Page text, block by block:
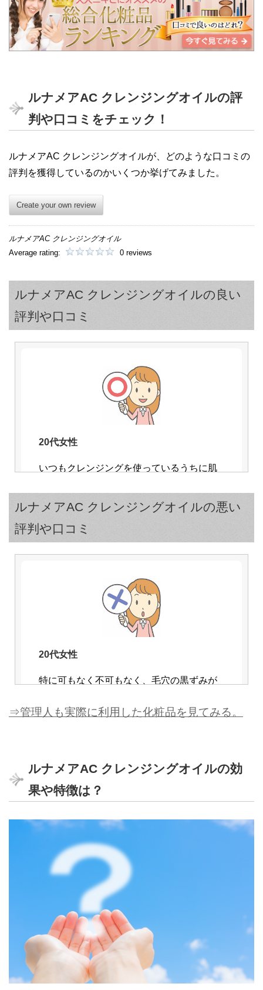
ルナメアAC クレンジングオイルの評
判や口コミをチェック！
ルナメアAC クレンジングオイルが、どのような口コミの
評判を獲得しているのかいくつか挙げてみました。
Create your own review
ルナメアAC クレンジングオイル
Average rating:
0 reviews
ルナメアAC クレンジングオイルの良い
評判や口コミ
20代女性
いつもクレンジングを使っているうちに肌
これは違いました。
保っていて、安心して使えたのが良かった
30代女性
今までゴシゴシこすらないとメイクが落ち
でもこれは力を入れなくてもスッキリ落ち
るので、摩擦が少なく肌ストレスが一気に
減ったように思います。
40代女性
職業柄バッチリメイクで肌に負担がかか
り、乾燥肌になりやすくて悩んでおりまし
ルナメアAC クレンジングオイルの悪い
評判や口コミ
20代女性
特に可もなく不可もなく、毛穴の黒ずみが
強いて言うなら肌に優しくて刺激がなく、
20代女性
洗い流した後に肌が乾燥してしまい、潤い
を感じる事が出来ませんでした。
使用感はサラサラしていてとても良かった
のに、メイクとなじませるときに擦りすぎ
てしまったのかもしれません。
⇒管理人も実際に利用した化粧品を見てみる。
ルナメアAC クレンジングオイルの効
果や特徴は？